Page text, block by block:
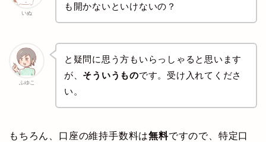
いぬ
も開かないといけないの？
ふゆこ
と疑問に思う方もいらっしゃると思います
が、 そういうものです。受け入れてくださ
い。
もちろん、口座の維持手数料は無料ですので、特定口